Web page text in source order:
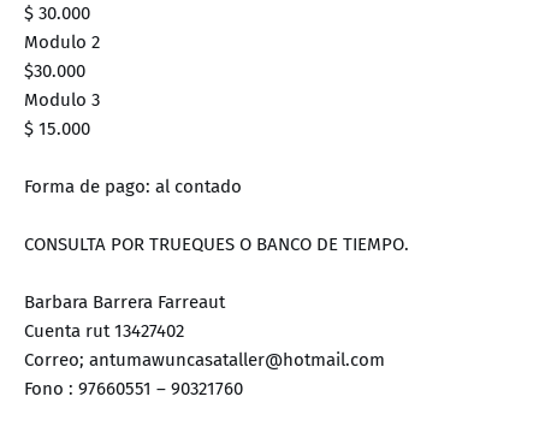
$ 30.000
Modulo 2
$30.000
Modulo 3
$ 15.000
Forma de pago: al contado
CONSULTA POR TRUEQUES O BANCO DE TIEMPO.
Barbara Barrera Farreaut
Cuenta rut 13427402
Correo; antumawuncasataller@hotmail.com
Fono : 97660551 – 90321760